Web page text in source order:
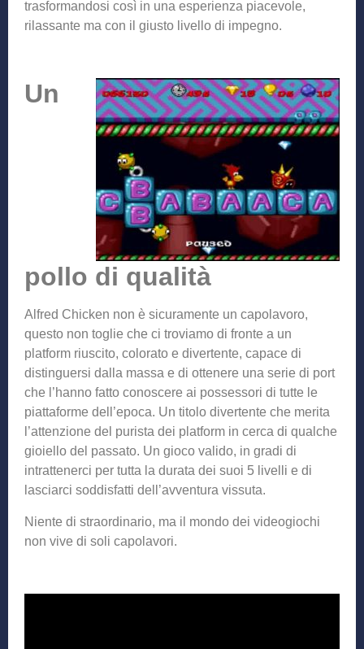
trasformandosi così in una esperienza piacevole,
rilassante ma con il giusto livello di impegno.
Un
pollo di qualità
Alfred Chicken non è sicuramente un capolavoro,
questo non toglie che ci troviamo di fronte a un
platform riuscito, colorato e divertente, capace di
distinguersi dalla massa e di ottenere una serie di port
che l’hanno fatto conoscere ai possessori di tutte le
piattaforme dell’epoca. Un titolo divertente che merita
l’attenzione del purista dei platform in cerca di qualche
gioiello del passato. Un gioco valido, in gradi di
intrattenerci per tutta la durata dei suoi 5 livelli e di
lasciarci soddisfatti dell’avventura vissuta.
Niente di straordinario, ma il mondo dei videogiochi
non vive di soli capolavori.